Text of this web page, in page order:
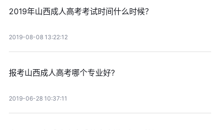
2019年山西成人高考考试时间什么时候？
2019-08-08 13:22:12
报考山西成人高考哪个专业好?
2019-06-28 10:37:11